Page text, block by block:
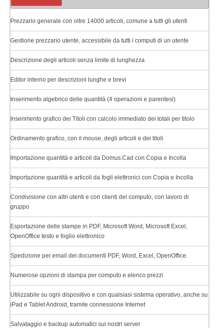
Prezzario generale con oltre 14000 articoli, comune a tutti gli utenti
Gestione prezzario utente, accessibile da tutti i computi di un utente
Descrizione degli articoli senza limite di lunghezza
Editor interno per descrizioni lunghe e brevi
Inserimento algebrico delle quantità (4 operazioni e parentesi)
Inserimento grafico dei Titoli con calcolo immediato dei totali per titolo
Ordinamento grafico, con il mouse, degli articoli e dei titoli
Importazione quantità e articoli da Domus.Cad con Copia e Incolla
Importazione quantità e articoli da fogli elettronici con Copia e Incolla
Condivisione con altri utenti e con clienti del computo, con lavoro di
gruppo
Esportazione delle stampe in PDF, Microsoft Word, Microsoft Excel,
OpenOffice testo e foglio elettronico
Spedizione per email dei documenti PDF, Word, Excel, OpenOffice.
Numerose opzioni di stampa per computo e elenco prezzi
Utilizzabile su ogni dispositivo e con qualsiasi sistema operativo, anche su
iPad e Tablet Android, tramite connessione Internet
Salvataggio e backup automatici sui nostri server